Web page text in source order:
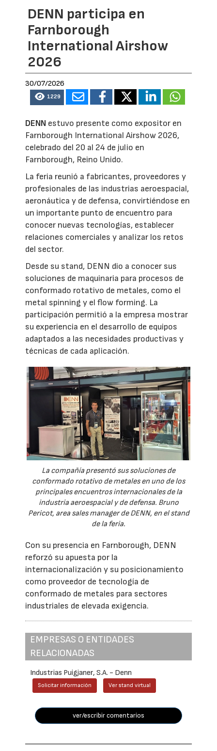
DENN participa en
Farnborough
International Airshow
2026
30/07/2026
1229
DENN estuvo presente como expositor en
Farnborough International Airshow 2026,
celebrado del 20 al 24 de julio en
Farnborough, Reino Unido.
La feria reunió a fabricantes, proveedores y
profesionales de las industrias aeroespacial,
aeronáutica y de defensa, convirtiéndose en
un importante punto de encuentro para
conocer nuevas tecnologías, establecer
relaciones comerciales y analizar los retos
del sector.
Desde su stand, DENN dio a conocer sus
soluciones de maquinaria para procesos de
conformado rotativo de metales, como el
metal spinning y el flow forming. La
participación permitió a la empresa mostrar
su experiencia en el desarrollo de equipos
adaptados a las necesidades productivas y
técnicas de cada aplicación.
La compañía presentó sus soluciones de
conformado rotativo de metales en uno de los
principales encuentros internacionales de la
industria aeroespacial y de defensa. Bruno
Pericot, area sales manager de DENN, en el stand
de la feria.
Con su presencia en Farnborough, DENN
reforzó su apuesta por la
internacionalización y su posicionamiento
como proveedor de tecnología de
conformado de metales para sectores
industriales de elevada exigencia.
EMPRESAS O ENTIDADES
RELACIONADAS
Industrias Puigjaner, S.A. - Denn
Solicitar información Ver stand virtual
ver/escribir comentarios